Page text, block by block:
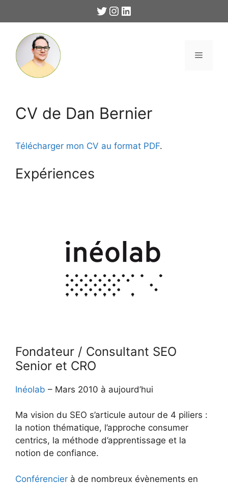
contenu
Twitter
Instagram
LinkedIn
Menu
CV de Dan Bernier
Télécharger mon CV au format PDF.
Expériences
Fondateur / Consultant SEO
Senior et CRO
Inéolab – Mars 2010 à aujourd’hui
Ma vision du SEO s’articule autour de 4 piliers :
la notion thématique, l’approche consumer
centrics, la méthode d’apprentissage et la
notion de confiance.
Conférencier à de nombreux évènements en